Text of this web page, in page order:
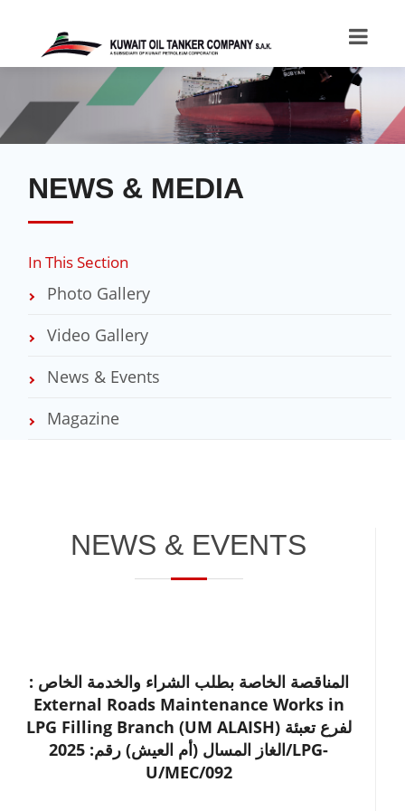
NEWS & MEDIA
In This Section
Photo Gallery
Video Gallery
News & Events
Magazine
NEWS & EVENTS
: المناقصة الخاصة بطلب الشراء والخدمة الخاص
External Roads Maintenance Works in
LPG Filling Branch (UM ALAISH) لفرع تعبئة
الغاز المسال (أم العيش) رقم: 2025/LPG-
U/MEC/092